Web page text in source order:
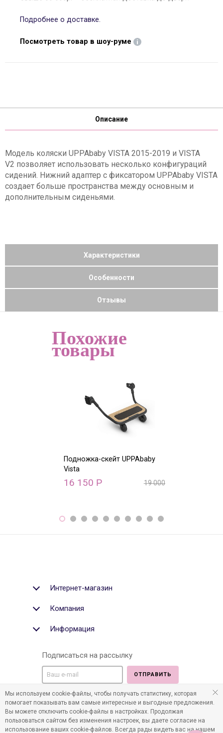
Подробнее о доставке.
Посмотреть товар в шоу-руме
Описание
Модель коляски UPPAbaby VISTA 2015-2019 и VISTA
V2 позволяет использовать несколько конфигураций
сидений. Нижний адаптер c фиксатором UPPAbaby VISTA
создает больше пространства между основным и
дополнительным сиденьями.
Характеристики
Особенности
Отзывы
Похожие
товары
Подножка-скейт UPPAbaby
Vista
16 150 Р 19 000
Интернет-магазин
Компания
Информация
Подписаться на рассылку
ОТПРАВИТЬ
Мы в социальных медиа:
Мы используем cookie-файлы, чтобы получать статистику, которая
помогает показывать вам самые интересные и выгодные предложения.
Вы можете отключить cookie-файлы в настройках. Продолжая
пользоваться сайтом без изменения настроек, вы даете согласие на
использование ваших cookie-файлов. Всегда рады видеть вас на нашем